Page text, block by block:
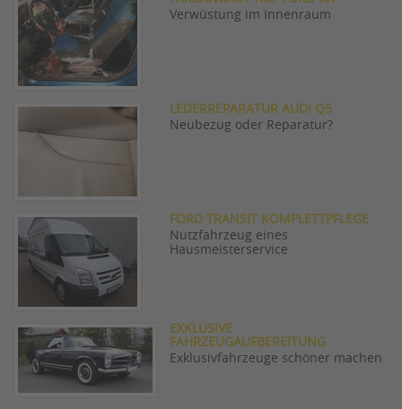
Verwüstung im Innenraum
LEDERREPARATUR AUDI Q5
Neubezug oder Reparatur?
FORD TRANSIT KOMPLETTPFLEGE
Nutzfahrzeug eines
Hausmeisterservice
EXKLUSIVE
FAHRZEUGAUFBEREITUNG
Exklusivfahrzeuge schöner machen